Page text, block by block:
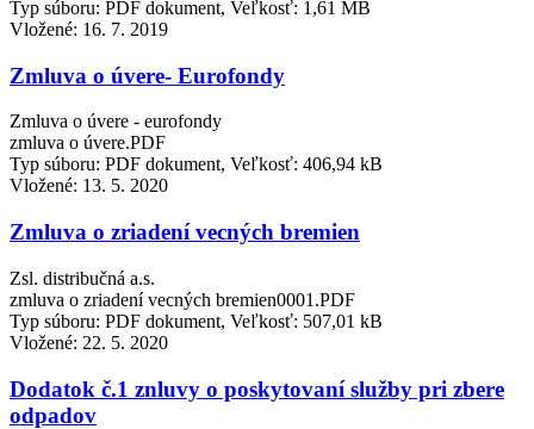
Typ súboru: PDF dokument, Veľkosť: 1,61 MB
Vložené: 16. 7. 2019
Zmluva o úvere- Eurofondy
Zmluva o úvere - eurofondy
zmluva o úvere.PDF
Typ súboru: PDF dokument, Veľkosť: 406,94 kB
Vložené: 13. 5. 2020
Zmluva o zriadení vecných bremien
Zsl. distribučná a.s.
zmluva o zriadení vecných bremien0001.PDF
Typ súboru: PDF dokument, Veľkosť: 507,01 kB
Vložené: 22. 5. 2020
Dodatok č.1 znluvy o poskytovaní služby pri zbere
odpadov